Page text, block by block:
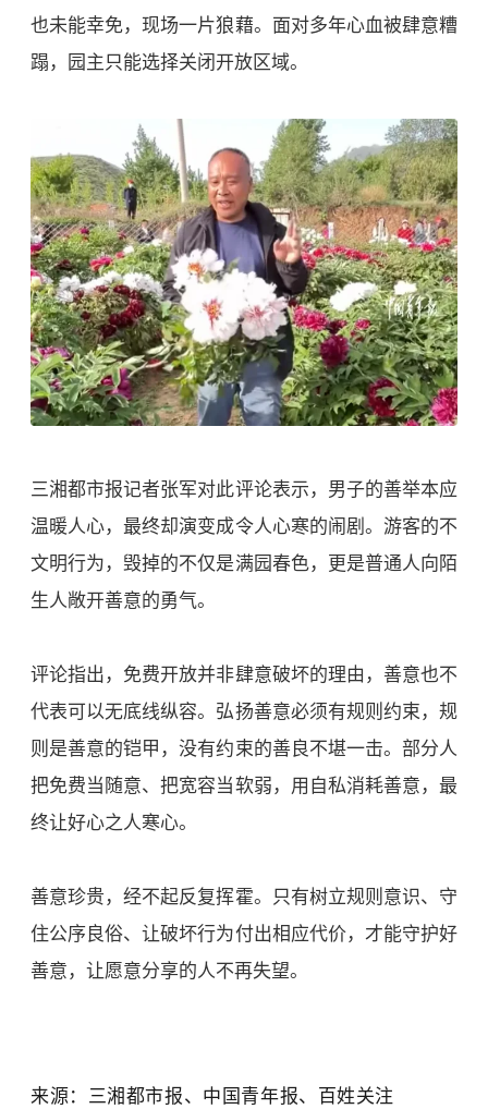
也未能幸免，现场一片狼藉。面对多年心血被肆意糟
蹋，园主只能选择关闭开放区域。
三湘都市报记者张军对此评论表示，男子的善举本应
温暖人心，最终却演变成令人心寒的闹剧。游客的不
文明行为，毁掉的不仅是满园春色，更是普通人向陌
生人敞开善意的勇气。
评论指出，免费开放并非肆意破坏的理由，善意也不
代表可以无底线纵容。弘扬善意必须有规则约束，规
则是善意的铠甲，没有约束的善良不堪一击。部分人
把免费当随意、把宽容当软弱，用自私消耗善意，最
终让好心之人寒心。
善意珍贵，经不起反复挥霍。只有树立规则意识、守
住公序良俗、让破坏行为付出相应代价，才能守护好
善意，让愿意分享的人不再失望。
来源：三湘都市报、中国青年报、百姓关注